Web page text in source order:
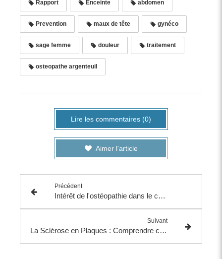
Rapport Enceinte abdomen
Prevention maux de tête gynéco
sage femme douleur traitement
osteopathe argenteuil
Lire les commentaires (0)
Aimer l'article
Précédent
Intérêt de l'ostéopathie dans le cadre d'un cancer
Suivant
La Sclérose en Plaques : Comprendre cette maladie et son accompagnement